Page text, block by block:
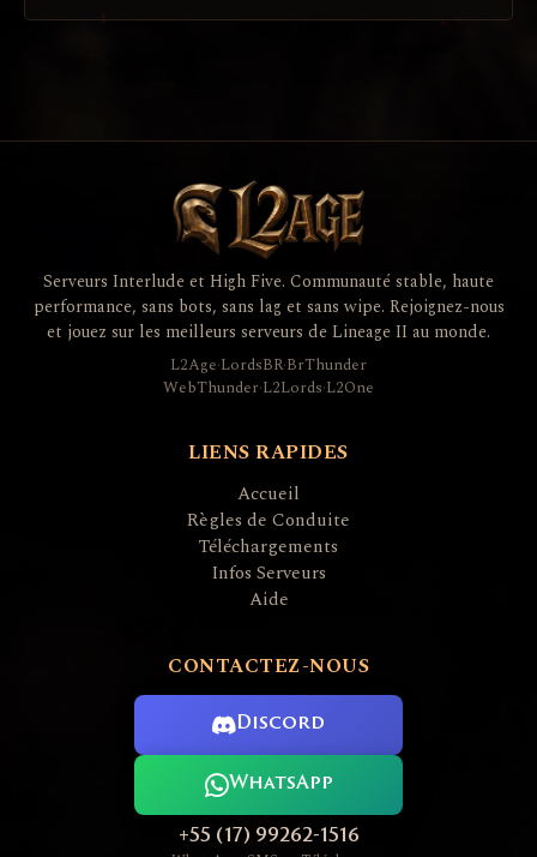
Serveurs Interlude et High Five. Communauté stable, haute
performance, sans bots, sans lag et sans wipe. Rejoignez-nous
et jouez sur les meilleurs serveurs de Lineage II au monde.
L2Age·LordsBR·BrThunder
WebThunder·L2Lords·L2One
LIENS RAPIDES
Accueil
Règles de Conduite
Téléchargements
Infos Serveurs
Aide
CONTACTEZ-NOUS
Discord
WhatsApp
+55 (17) 99262-1516